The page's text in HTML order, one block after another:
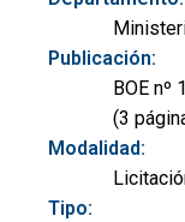
Publicación:
BOE
(3
Modalidad:
Tipo: